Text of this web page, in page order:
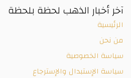
آخر أخبار الذهب لحظة بلحظة
الرئيسية
من نحن
سياسة الخصوصية
سياسة الإستبدال والإسترجاع